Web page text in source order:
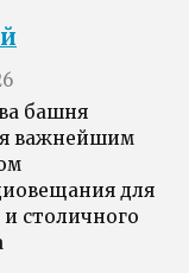
башня
важнейшим
для
столичного